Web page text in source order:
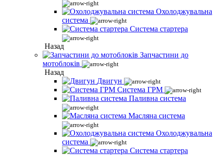
Охолоджувальна
система
Система стартера
Назад
Запчастини до
мотоблоків
Назад
Двигун
Система ГРМ
Паливна система
Масляна система
Охолоджувальна
система
Система стартера